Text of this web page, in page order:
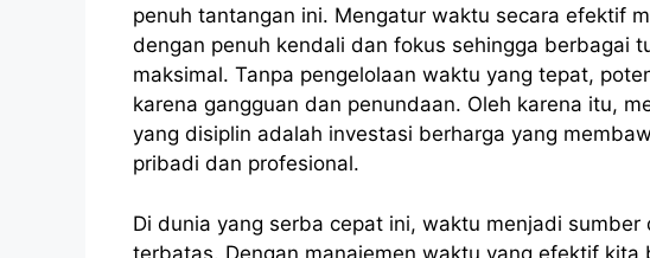
penuh tantangan ini. Mengatur waktu secara efektif
dengan penuh kendali dan fokus sehingga berbagai
maksimal. Tanpa pengelolaan waktu yang tepat,
karena gangguan dan penundaan. Oleh karena itu,
yang disiplin adalah investasi berharga yang
pribadi dan profesional.
Di dunia yang serba cepat ini, waktu menjadi
terbatas. Dengan manajemen waktu yang efektif